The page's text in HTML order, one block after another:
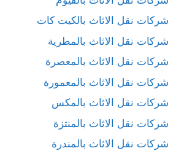
شركات نقل الاثاث بالكيت كات
شركات نقل الاثاث بالمطرية
شركات نقل الاثاث بالمعصرة
شركات نقل الاثاث بالمعمورة
شركات نقل الاثاث بالمكس
شركات نقل الاثاث بالمنتزة
شركات نقل الاثاث بالمندرة